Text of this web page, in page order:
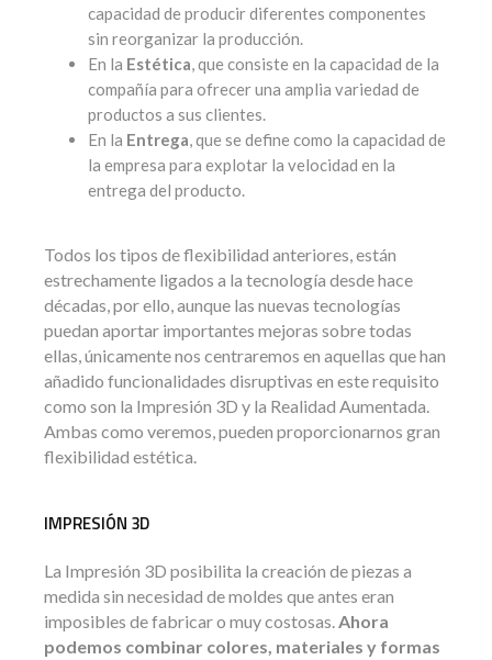
capacidad de producir diferentes componentes
sin reorganizar la producción.
En la Estética, que consiste en la capacidad de la
compañía para ofrecer una amplia variedad de
productos a sus clientes.
En la Entrega, que se define como la capacidad de
la empresa para explotar la velocidad en la
entrega del producto.
Todos los tipos de flexibilidad anteriores, están
estrechamente ligados a la tecnología desde hace
décadas, por ello, aunque las nuevas tecnologías
puedan aportar importantes mejoras sobre todas
ellas, únicamente nos centraremos en aquellas que han
añadido funcionalidades disruptivas en este requisito
como son la Impresión 3D y la Realidad Aumentada.
Ambas como veremos, pueden proporcionarnos gran
flexibilidad estética.
IMPRESIÓN 3D
La Impresión 3D posibilita la creación de piezas a
medida sin necesidad de moldes que antes eran
imposibles de fabricar o muy costosas.Ahora
podemos combinar colores, materiales y formas